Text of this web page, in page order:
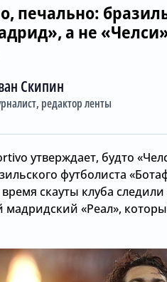
печально:
а не
Скипин
редактор ленты
утверждает, будто
футболиста
скауты клуба
мадридский «Реал»,